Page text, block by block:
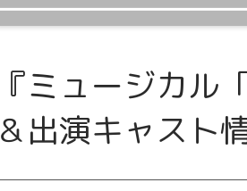
『ミュージカル
＆出演キャスト